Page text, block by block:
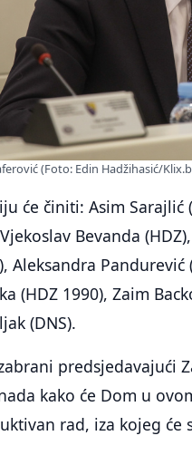
(Foto: Edin Hadžihasić/
će činiti: Asim Sarajlić
Vjekoslav Bevanda
Aleksandra
(HDZ 1990), Zaim
(DNS).
predsjedavajući
kako će Dom u
rad, iza kojeg će